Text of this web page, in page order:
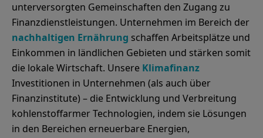
unterversorgten Gemeinschaften den Zugang zu
Finanzdienstleistungen. Unternehmen im Bereich der
nachhaltigen Ernährung schaffen Arbeitsplätze und
Einkommen in ländlichen Gebieten und stärken somit
die lokale Wirtschaft. Unsere Klimafinanz
Investitionen in Unternehmen (als auch über
Finanzinstitute) – die Entwicklung und Verbreitung
kohlenstoffarmer Technologien, indem sie Lösungen
in den Bereichen erneuerbare Energien,